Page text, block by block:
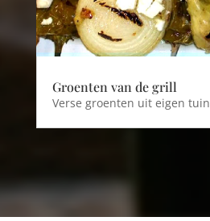
Groenten van de grill
Verse groenten uit eigen tuin